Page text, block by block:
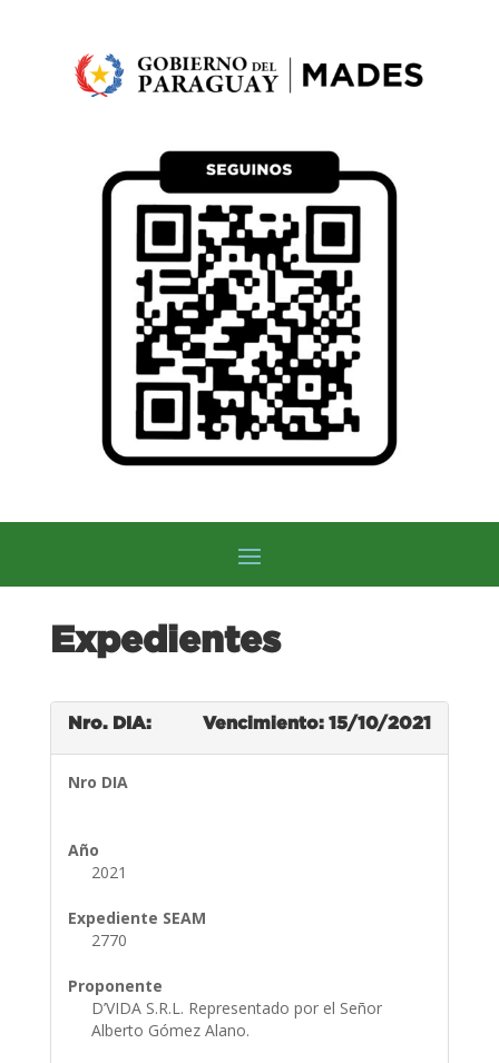
Expedientes
Nro. DIA: Vencimiento: 15/10/2021
Nro DIA
Año
2021
Expediente SEAM
2770
Proponente
D’VIDA S.R.L. Representado por el Señor
Alberto Gómez Alano.